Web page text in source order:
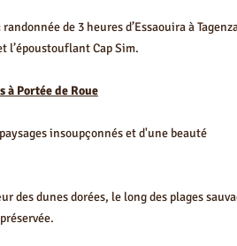
randonnée de 3 heures d’Essaouira à
l’époustouflant Cap Sim.
à Portée de Roue
insoupçonnés et d'une beauté
des dunes dorées, le long des plages